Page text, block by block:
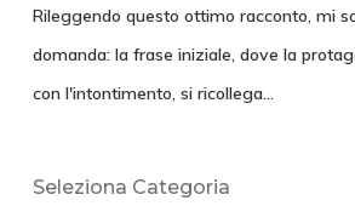
Rileggendo questo ottimo racconto, mi
domanda: la frase iniziale, dove la
con l'intontimento, si ricollega…
Seleziona Categoria